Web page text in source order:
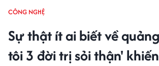
CÔNG NGHỆ
Sự thật ít ai biết về
tôi 3 đời trị sỏi thận'